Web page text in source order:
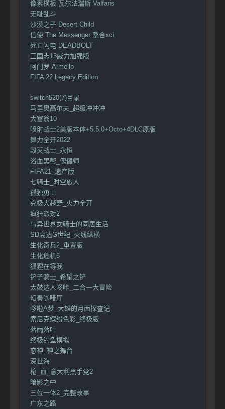
像素横板 瓦尔法瑞斯 Valfaris
无耻乱斗
沙漠之子 Desert Child
信使 The Messenger 整合xci
死亡闪电 DEADBOLT
三国志13威力加强版
阿门罗 Armello
FIFA 22 Legacy Edition
switch520(7)目录
马里奥高尔夫_超级冲冲冲
大富翁10
喷射战士2美版本体+5.5.0+Octo+4DLC原版
舞力全开2022
毁灭战士_永恒
浴血黑帮_傀儡师
FIFA21_遗产版
七骑士_时空旅人
孤独勇士
究极大越野_火力全开
疯狂派对2
与异世界女骑士的同居生活
SD高达G世纪_火线纵横
生化奇兵2_重置版
生化危机6
狐狸在等我
铲子骑士_希望之铲
太鼓达人咚咔_二合一大冒险
幻奏咖啡厅
哆啦A梦_大雄的月面探查记
索尼克缤纷色彩_终极版
落雨落叶
终极钓鱼模拟
恋神_神之舞台
深世海
枪_血_意大利黑手党2
暗影之中
三位一体2_完整故事
广东之路